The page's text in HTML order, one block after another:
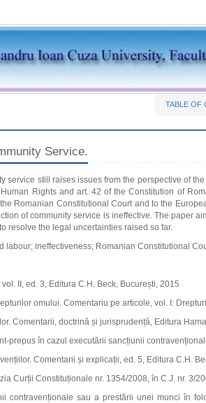
TABLE OF
Service.
service still raises issues from the perspective of
Rights and art. 42 of the Constitution of
Romanian Constitutional Court and to the
of community service is ineffective. The paper
resolve the legal uncertainties raised so far.
labour; ineffectiveness; Romanian Constitutional
II, ed. 3, Editura C.H. Beck, București, 2015
omului. Comentariu pe articole, vol. I:
Comentarii, doctrină și jurisprudență, Editura
prepus în cazul executării sancțiunii
Comentarii și explicații, ed. 5, Editura C.H.
Curții Constituționale nr. 1354/2008, în C.J. nr. 3/
contravenționale sau a prestării unei munci în